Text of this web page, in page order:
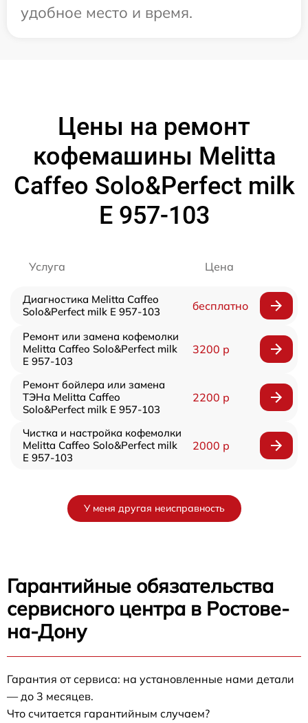
удобное место и время.
Цены на ремонт
кофемашины Melitta
Caffeo Solo&Perfect milk
E 957-103
Услуга Цена
Диагностика Melitta Caffeo
Solo&Perfect milk E 957-103
бесплатно
Ремонт или замена кофемолки
Melitta Caffeo Solo&Perfect milk
E 957-103
3200 р
Ремонт бойлера или замена
ТЭНа Melitta Caffeo
Solo&Perfect milk E 957-103
2200 р
Чистка и настройка кофемолки
Melitta Caffeo Solo&Perfect milk
E 957-103
2000 р
У меня другая неисправность
Гарантийные обязательства
сервисного центра в Ростове-
на-Дону
Гарантия от сервиса: на установленные нами детали
— до 3 месяцев.
Что считается гарантийным случаем?